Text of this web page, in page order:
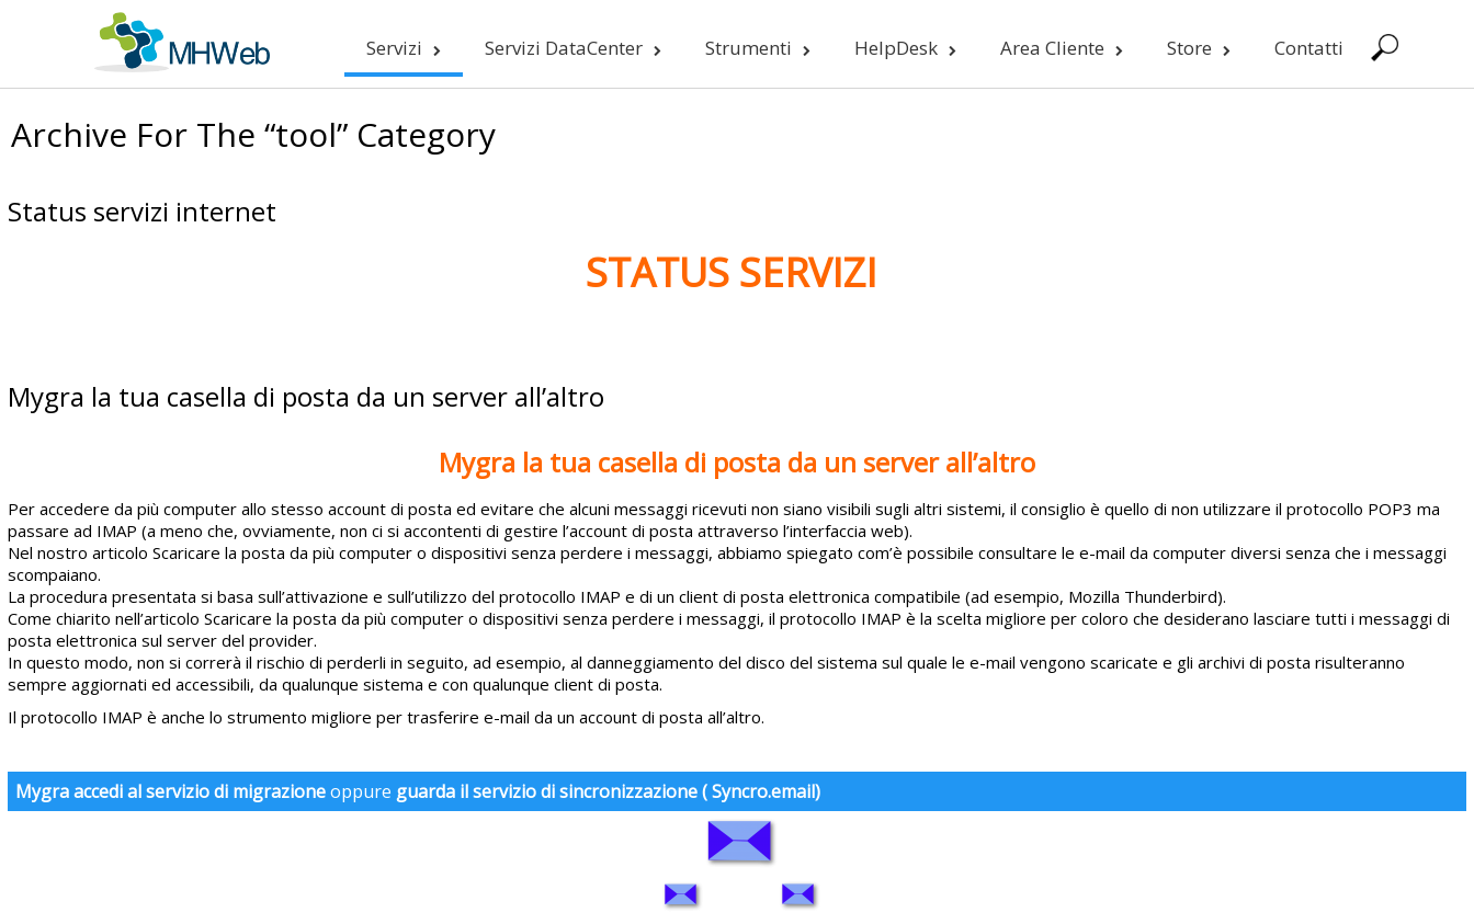
Servizi Servizi DataCenter Strumenti HelpDesk Area Cliente Store Contatti
Archive For The “tool” Category
Status servizi internet
STATUS SERVIZI
Mygra la tua casella di posta da un server all’altro
Mygra la tua casella di posta da un server all’altro
Per accedere da più computer allo stesso account di posta ed evitare che alcuni messaggi ricevuti non siano visibili sugli altri sistemi, il consiglio è quello di non utilizzare il protocollo POP3 ma
passare ad IMAP (a meno che, ovviamente, non ci si accontenti di gestire l’account di posta attraverso l’interfaccia web).
Nel nostro articolo Scaricare la posta da più computer o dispositivi senza perdere i messaggi, abbiamo spiegato com’è possibile consultare le e-mail da computer diversi senza che i messaggi
scompaiano.
La procedura presentata si basa sull’attivazione e sull’utilizzo del protocollo IMAP e di un client di posta elettronica compatibile (ad esempio, Mozilla Thunderbird).
Come chiarito nell’articolo Scaricare la posta da più computer o dispositivi senza perdere i messaggi, il protocollo IMAP è la scelta migliore per coloro che desiderano lasciare tutti i messaggi di
posta elettronica sul server del provider.
In questo modo, non si correrà il rischio di perderli in seguito, ad esempio, al danneggiamento del disco del sistema sul quale le e-mail vengono scaricate e gli archivi di posta risulteranno
sempre aggiornati ed accessibili, da qualunque sistema e con qualunque client di posta.
Il protocollo IMAP è anche lo strumento migliore per trasferire e-mail da un account di posta all’altro.
Mygra accedi al servizio di migrazioneoppure guarda il servizio di sincronizzazione ( Syncro.email)